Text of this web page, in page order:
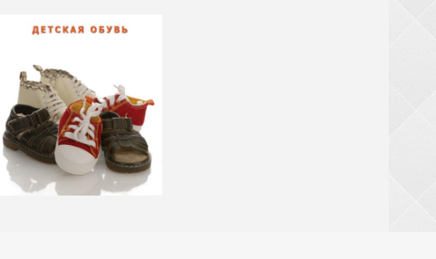
При заказе обуви от 20 ящиков (кроме обуви из
крупногабаритный товар (чемоданы, рюкзаки,